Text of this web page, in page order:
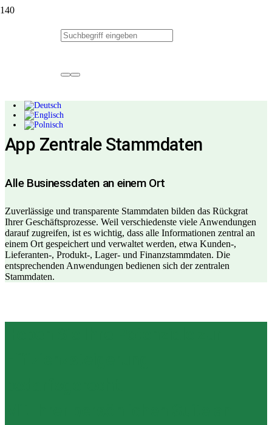
callicon App Zentrale
Stammdaten
App Zentrale Stammdaten
Alle Businessdaten an einem Ort
Zuverlässige und transparente Stammdaten bilden das Rückgrat
Ihrer Geschäftsprozesse. Weil verschiedenste viele Anwendungen
darauf zugreifen, ist es wichtig, dass alle Informationen zentral an
einem Ort gespeichert und verwaltet werden, etwa Kunden-,
Lieferanten-, Produkt-, Lager- und Finanzstammdaten. Die
entsprechenden Anwendungen bedienen sich der zentralen
Stammdaten.